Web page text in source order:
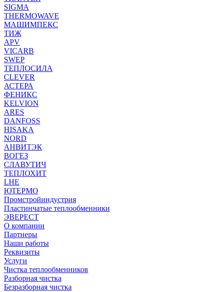
SIGMA
THERMOWAVE
МАШИМПЕКС
ТИЖ
APV
VICARB
SWEP
ТЕПЛОСИЛА
CLEVER
АСТЕРА
ФЕНИКС
KELVION
ARES
DANFOSS
HISAKA
NORD
АНВИТЭК
ВОГЕЗ
СЛАВУТИЧ
ТЕПЛОХИТ
LHE
ЮТЕРМО
Промстройиндустрия
Пластинчатые теплообменники
ЭВЕРЕСТ
О компании
Партнеры
Наши работы
Реквизиты
Услуги
Чистка теплообменников
Разборная чистка
Безразборная чистка